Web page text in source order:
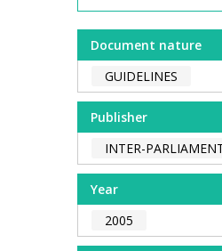
Document nature
GUIDELINES
Publisher
INTER-
Year
2005